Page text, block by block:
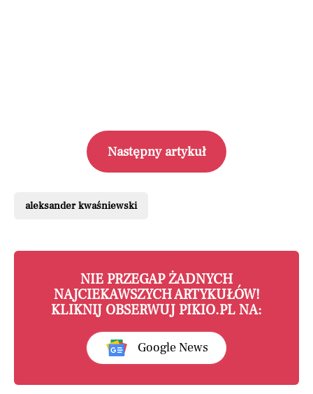
Następny artykuł
aleksander kwaśniewski
NIE PRZEGAP ŻADNYCH
NAJCIEKAWSZYCH ARTYKUŁÓW!
KLIKNIJ OBSERWUJ PIKIO.PL NA:
Google News